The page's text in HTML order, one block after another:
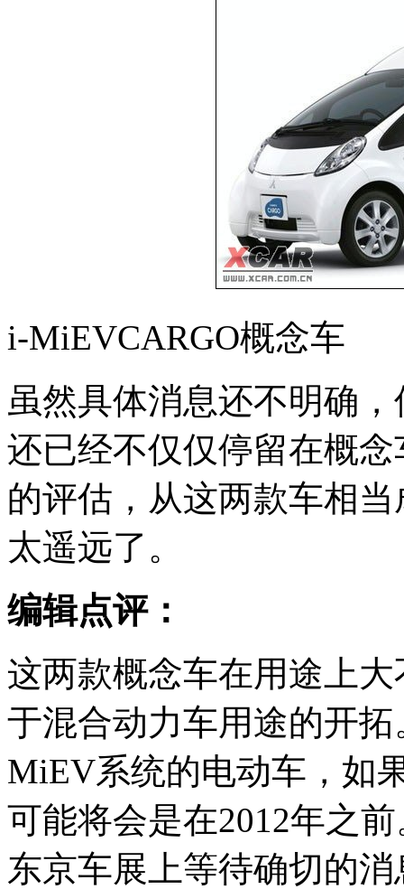
i-MiEVCARGO概念车
虽然具体消息还不明确
还已经不仅仅停留在概
的评估，从这两款车相
太遥远了。
编辑点评：
这两款概念车在用途上
于混合动力车用途的开
MiEV系统的电动车，如
可能将会是在2012年之
东京车展上等待确切的消